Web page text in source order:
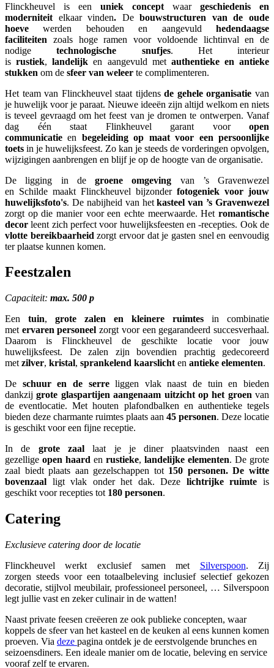
Flinckheuvel is een uniek concept waar geschiedenis en
moderniteit elkaar vinden. Debouwstructuren van de oude
hoevewerden behouden en aangevuldhedendaagse
faciliteiten zoals hoge ramen voor voldoende lichtinval en de
nodigetechnologische snufjes. Het interieur
isrustiek,landelijken aangevuld met authentieke en antieke
stukken om de sfeer van weleer te complimenteren.
Het team van Flinckheuvel staat tijdensde gehele organisatievan
je huwelijk voor je paraat. Nieuwe ideeën zijn altijd welkom en niets
is teveel gevraagd om het feest van je dromen te ontwerpen. Vanaf
dag één staat Flinkheuvel garant voor open
communicatieen begeleiding op maat voor een persoonlijke
toets in je huwelijksfeest. Zo kan je steeds de vorderingen opvolgen,
wijzigingen aanbrengen en blijf je op de hoogte van de organisatie.
De ligging in de groene omgeving van ’s Gravenwezel
en Schilde maakt Flinckheuvel bijzonder fotogeniek voor jouw
huwelijksfoto's. De nabijheid van hetkasteel van ’s Gravenwezel
zorgt op die manier voor een echte meerwaarde. Het romantische
decor leent zich perfect voor huwelijksfeesten en -recepties. Ook de
vlotte bereikbaarheid zorgt ervoor dat je gasten snel en eenvoudig
ter plaatse kunnen komen.
Feestzalen
Capaciteit: max. 500 p
Een tuin, grote zalen en kleinere ruimtes in combinatie
met ervaren personeelzorgt voor een gegarandeerd succesverhaal.
Daarom is Flinckheuvel de geschikte locatie voor jouw
huwelijksfeest. De zalen zijn bovendien prachtig gedecoreerd
met zilver, kristal, sprankelend kaarslicht en antieke elementen.
De schuur en de serreliggen vlak naast de tuin en bieden
dankzijgrote glaspartijenaangenaam uitzicht op het groen van
de eventlocatie. Met houten plafondbalken en authentieke tegels
bieden deze charmante ruimtes plaats aan 45 personen. Deze locatie
is geschikt voor een fijne receptie.
In de grote zaallaat je je diner plaatsvinden naast een
gezellige open haard en rustieke, landelijke elementen. De grote
zaal biedt plaats aan gezelschappen tot 150 personen. De witte
bovenzaal ligt vlak onder het dak. Deze lichtrijke ruimteis
geschikt voor recepties tot 180 personen.
Catering
Exclusieve catering door de locatie
Flinckheuvel werkt exclusief samen met Silverspoon. Zij
zorgen steeds voor een totaalbeleving inclusief selectief gekozen
decoratie, stijlvol meubilair, professioneel personeel, … Silverspoon
legt jullie vast en zeker culinair in de watten!
Naast private feesen creëeren ze ook publieke concepten, waar
koppels de sfeer van het kasteel en de keuken al eens kunnen komen
proeven. Via deze pagina ontdek je de eerstvolgende brunches en
seizoensdiners. Een ideale manier om de locatie, beleving en service
vooraf zelf te ervaren.